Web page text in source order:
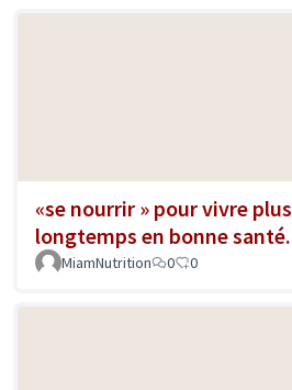
«se nourrir » pour vivre plus
longtemps en bonne santé.
MiamNutrition 0 0